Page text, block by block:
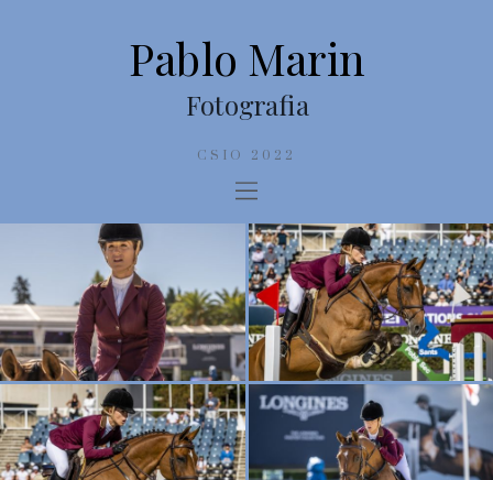
Pablo Marin
Fotografia
CSIO 2022